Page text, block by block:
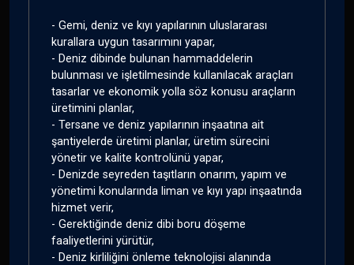
- Gemi, deniz ve kıyı yapılarının uluslararası
kurallara uygun tasarımını yapar,
- Deniz dibinde bulunan hammaddelerin
bulunması ve işletilmesinde kullanılacak araçları
tasarlar ve ekonomik yolla söz konusu araçların
üretimini planlar,
- Tersane ve deniz yapılarının inşaatına ait
şantiyelerde üretimi planlar, üretim sürecini
yönetir ve kalite kontrolünü yapar,
- Denizde seyreden taşıtların onarım, yapım ve
yönetimi konularında liman ve kıyı yapı inşaatında
hizmet verir,
- Gerektiğinde deniz dibi boru döşeme
faaliyetlerini yürütür,
- Deniz kirliliğini önleme teknolojisi alanında